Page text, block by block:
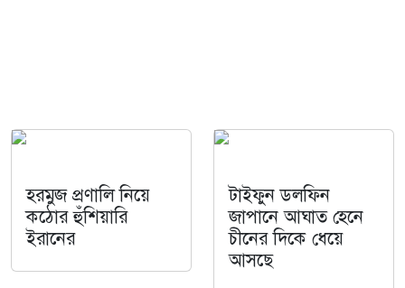
হরমুজ প্রণালি নিয়ে
কঠোর হুঁশিয়ারি
ইরানের
টাইফুন ডলফিন
জাপানে আঘাত হেনে
চীনের দিকে ধেয়ে
আসছে